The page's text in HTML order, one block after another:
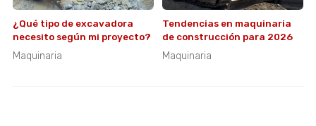
¿Qué tipo de excavadora
necesito según mi proyecto?
Maquinaria
Tendencias en maquinaria
de construcción para 2026
Maquinaria